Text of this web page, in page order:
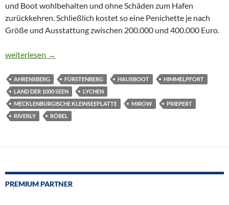
und Boot wohlbehalten und ohne Schäden zum Hafen
zurückkehren. Schließlich kostet so eine Penichette je nach
Größe und Ausstattung zwischen 200.000 und 400.000 Euro.
ABLEGEN UND ANKOMMEN
weiterlesen →
AHRENSBERG FÜRSTENBERG HAUSBOOT
HIMMELPFORT
LAND DER 1000 SEEN
LYCHEN
MECKLENBURGISCHE KLEINSEEPLATTE
MIROW
PRIEPERT
RIVERLY
RÖBEL
PREMIUM PARTNER